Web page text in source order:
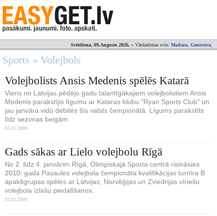
Svētdiena, 09.Augusts 2026. » Vārdadienas svin: Madara, Genoveva;
Sports » Volejbols
Volejbolists Ansis Medenis spēlēs Katarā
Viens no Latvijas pēdējo gadu talantīgākajiem volejbolistiem Ansis
Medenis parakstījis līgumu ar Kataras klubu "Ryan Sports Club" un
jau janvāra vidū debitēs šīs valsts čempionātā. Līgums parakstīts
līdz sezonas beigām.
02.01.2009.
Gads sākas ar Lielo volejbolu Rīgā
No 2. līdz 4. janvārim Rīgā, Olimpiskajā Sporta centrā risināsies
2010. gada Pasaules volejbola čempionāta kvalifikācijas turnīra B
apakšgrupas spēles ar Latvijas, Norvēģijas un Zviedrijas vīriešu
volejbola izlašu piedalīšanos.
02.01.2009.